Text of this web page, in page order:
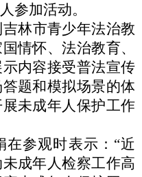
参加活动。
林市青少年法治教
情怀、法治教育、
内容接受普法宣传
题和模拟场景的体
未成年人保护工作
在参观时表示：“近
成年人检察工作高